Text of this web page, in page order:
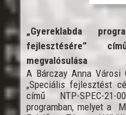
„Gyereklabda
fejlesztésére”
megvalósulása
A Bárczay Anna Városi
„Speciális fejlesztést
című NTP-SPEC-
programban, melyet a